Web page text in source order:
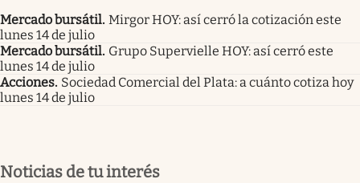
Mercado bursátil. Mirgor HOY: así cerró la cotización este
lunes 14 de julio
Mercado bursátil. Grupo Supervielle HOY: así cerró este
lunes 14 de julio
Acciones. Sociedad Comercial del Plata: a cuánto cotiza hoy
lunes 14 de julio
Noticias de tu interés